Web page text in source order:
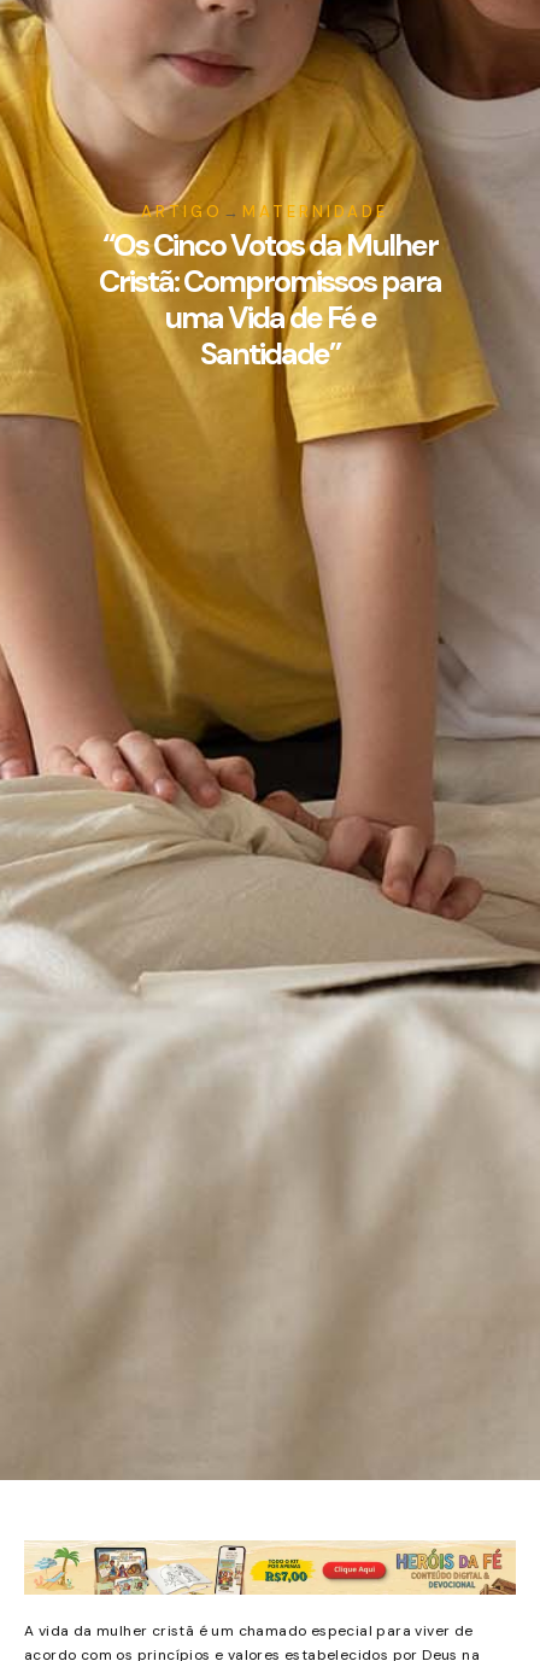
ARTIGO → MATERNIDADE
“Os Cinco Votos da Mulher
Cristã: Compromissos para
uma Vida de Fé e
Santidade”
A vida da mulher cristã é um chamado especial para viver de
acordo com os princípios e valores estabelecidos por Deus na